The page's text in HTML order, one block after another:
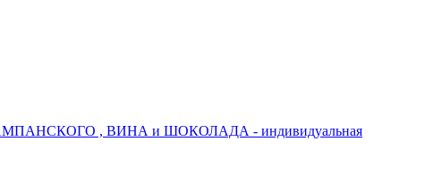
, ВИНА и ШОКОЛАДА - индивидуальная